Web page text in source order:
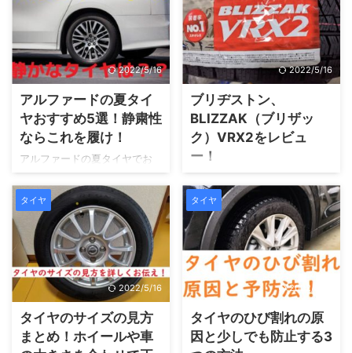
ニバンや軽ハイトワゴン用に
RV-02CKがあります。今回
は、タイヤの特徴と乗り心地
について紹介します。
するわけですから快適に過ご
したいですよね。
2022/5/16
アルファードの夏タイ
ヤおすすめ5選！静粛性
ならこれを履け！
アルファードの夏タイヤでお
すすめといえば基準はやはり
静粛性。静かなタイヤだと乗
り心地も違いますよね。高級
ミニバンには、高級タイヤは
必須といえます。
2022/5/16
ブリヂストン、
BLIZZAK（ブリザッ
ク）VRX2をレビュ
ー！
な、ブリヂストン、ブリザッ
ク（BLIZZAK）VRX2をレビュ
ー致します。前回のVRXよりさ
らに高性能化し、人気を集め
ています。ブロックパターン
や使用感などお伝えしていき
ます。
タイヤ
2022/5/16
タイヤのサイズの見方
まとめ！ホイールや車
タイヤ
2022/5/16
タイヤのひび割れの原
因と少しでも防止する3